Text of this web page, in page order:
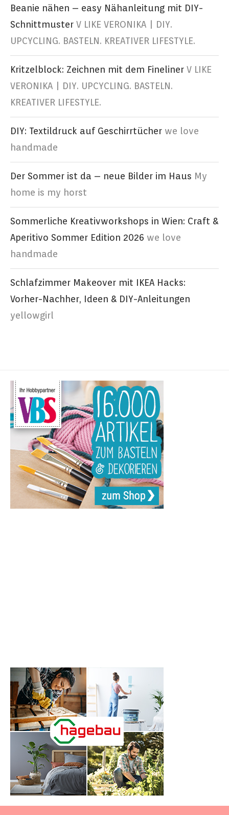
Beanie nähen – easy Nähanleitung mit DIY-
Schnittmuster V LIKE VERONIKA | DIY.
UPCYCLING. BASTELN. KREATIVER LIFESTYLE.
Kritzelblock: Zeichnen mit dem Fineliner V LIKE
VERONIKA | DIY. UPCYCLING. BASTELN.
KREATIVER LIFESTYLE.
DIY: Textildruck auf Geschirrtücher we love
handmade
Der Sommer ist da – neue Bilder im Haus My
home is my horst
Sommerliche Kreativworkshops in Wien: Craft &
Aperitivo Sommer Edition 2026 we love
handmade
Schlafzimmer Makeover mit IKEA Hacks:
Vorher-Nachher, Ideen & DIY-Anleitungen
yellowgirl